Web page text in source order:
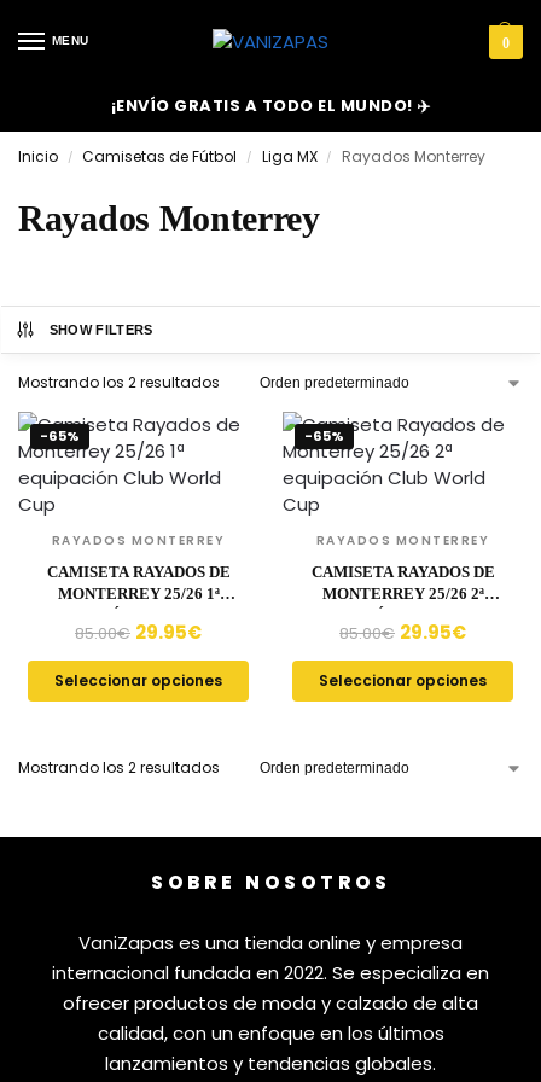
MENU 0
¡ENVÍO GRATIS A TODO EL MUNDO! ✈️
Inicio / Camisetas de Fútbol / Liga MX / Rayados Monterrey
Rayados Monterrey
SHOW FILTERS
Mostrando los 2 resultados
-65%
RAYADOS MONTERREY
CAMISETA RAYADOS DE
MONTERREY 25/26 1ª
CUP
85.00€ 29.95€
Seleccionar opciones
-65%
RAYADOS MONTERREY
CAMISETA RAYADOS DE
MONTERREY 25/26 2ª
CUP
85.00€ 29.95€
Seleccionar opciones
Mostrando los 2 resultados
SOBRE NOSOTROS
VaniZapas es una tienda online y empresa
internacional fundada en 2022. Se especializa en
ofrecer productos de moda y calzado de alta
calidad, con un enfoque en los últimos
lanzamientos y tendencias globales.